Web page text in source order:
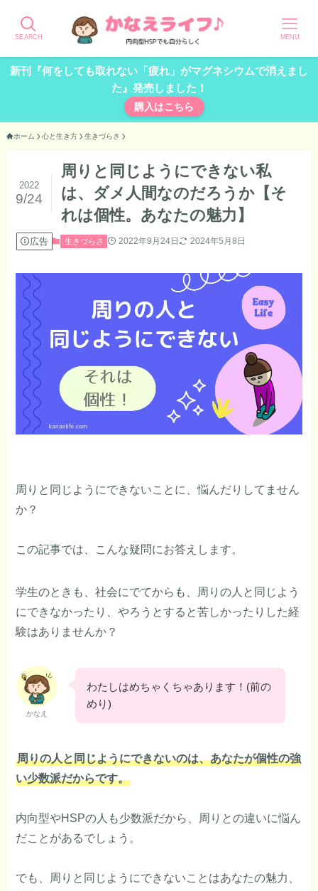
SEARCH MENU
新刊『何をしても取れない「疲れ」がマグネシウムで消えまし
た』発売しました！
購入はこちら
ホーム 心と生き方 生きづらさ
周りと同じようにできない私
は、ダメ人間なのだろうか【そ
れは個性。あなたの魅力】
2022
9/24
広告 生きづらさ 2022年9月24日 2024年5月8日
周りと同じようにできないことに、悩んだりしてません
か？
この記事では、こんな疑問にお答えします。
学生のときも、社会にでてからも、周りの人と同じよう
にできなかったり、やろうとすると苦しかったりした経
験はありませんか？
かなえ
わたしはめちゃくちゃあります！(前の
めり)
周りの人と同じようにできないのは、あなたが個性の強
い少数派だからです。
内向型やHSPの人も少数派だから、周りとの違いに悩ん
だことがあるでしょう。
でも、周りと同じようにできないことはあなたの魅力、